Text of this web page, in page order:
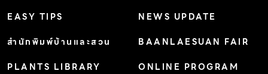
EASY TIPS
สำนักพิมพ์บ้านและสวน
PLANTS LIBRARY
NEWS UPDATE
BAANLAESUAN FAIR
ONLINE PROGRAM